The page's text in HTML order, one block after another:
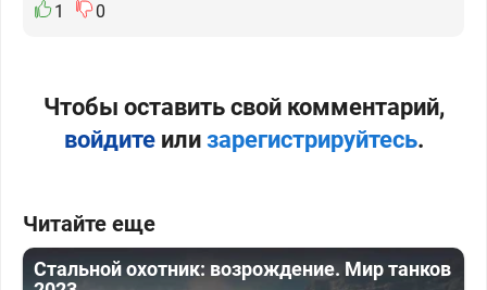
1
0
Чтобы оставить свой комментарий,
войдитеили зарегистрируйтесь.
Читайте еще
Стальной охотник: возрождение. Мир танков